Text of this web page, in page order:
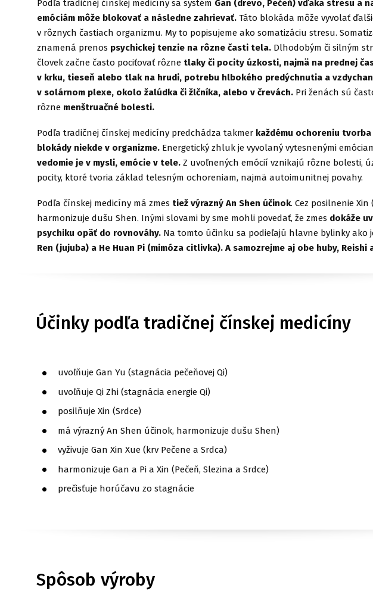
Podľa tradičnej čínskej medicíny sa systém Gan (drevo, Pečeň) vďaka stresu a
emóciám môže blokovať a následne zahrievať. Táto blokáda môže vyvolať
v rôznych častiach organizmu. My to popisujeme ako somatizáciu stresu.
znamená prenos psychickej tenzie na rôzne časti tela. Dlhodobým či silným
človek začne často pociťovať rôzne tlaky či pocity úzkosti, najmä na prednej
v krku, tieseň alebo tlak na hrudi, potrebu hlbokého predýchnutia a
v solárnom plexe, okolo žalúdka či žlčníka, alebo v črevách. Pri ženách sú
rôzne menštruačné bolesti.
Podľa tradičnej čínskej medicíny predchádza takmer každému ochoreniu
blokády niekde v organizme. Energetický zhluk je vyvolaný vytesnenými
vedomie je v mysli, emócie v tele. Z uvoľnených emócií vznikajú rôzne bolesti,
pocity, ktoré tvoria základ telesným ochoreniam, najmä autoimunitnej povahy.
Podľa čínskej medicíny má zmes tiež výrazný An Shen účinok. Cez posilnenie Xin
harmonizuje dušu Shen. Inými slovami by sme mohli povedať, že zmes dokáže
psychiku opäť do rovnováhy. Na tomto účinku sa podieľajú hlavne bylinky ako
Ren (jujuba) a He Huan Pi (mimóza citlivka). A samozrejme aj obe huby, Reishi
Účinky podľa tradičnej čínskej medicíny
uvoľňuje Gan Yu (stagnácia pečeňovej Qi)
uvoľňuje Qi Zhi (stagnácia energie Qi)
posilňuje Xin (Srdce)
má výrazný An Shen účinok, harmonizuje dušu Shen)
vyživuje Gan Xin Xue (krv Pečene a Srdca)
harmonizuje Gan a Pi a Xin (Pečeň, Slezina a Srdce)
prečisťuje horúčavu zo stagnácie
Spôsob výroby